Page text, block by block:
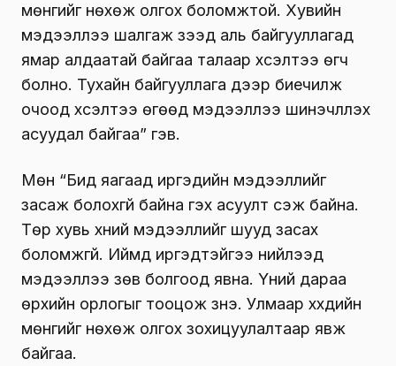
мөнгийг нөхөж олгох боломжтой. Хувийн
мэдээллээ шалгаж үзээд аль байгууллагад
ямар алдаатай байгаа талаар хүсэлтээ өгч
болно. Тухайн байгууллага дээр биечилж
очоод хүсэлтээ өгөөд мэдээллээ шинэчлүүлэх
асуудал байгаа” гэв.
Мөн “Бид яагаад иргэдийн мэдээллийг
засаж болохгүй байна гэх асуулт үүсэж байна.
Төр хувь хүний мэдээллийг шууд засах
боломжгүй. Иймд иргэдтэйгээ нийлээд
мэдээллээ зөв болгоод явна. Үүний дараа
өрхийн орлогыг тооцож үзнэ. Улмаар хүүхдийн
мөнгийг нөхөж олгох зохицуулалтаар явж
байгаа.